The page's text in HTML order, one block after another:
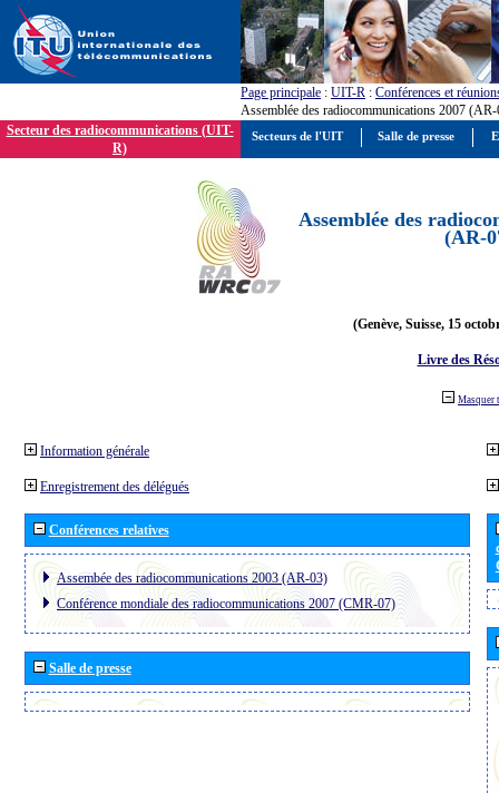
Page principale : UIT-R : Conférences et
Assemblée des radiocommunications 2007
Secteur des radiocommunications (UIT-
R)
Assemblée des
(AR-
(Genève, Suisse, 15
Livre des
Masquer
Information générale
Enregistrement des délégués
Conférences relatives
Assembée des radiocommunications 2003 (AR-03)
Conférence mondiale des radiocommunications 2007 (CMR-07)
Salle de presse
Secteurs de l'UIT Salle de presse